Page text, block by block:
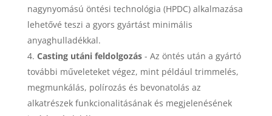
nagynyomású öntési technológia (HPDC) alkalmazása
lehetővé teszi a gyors gyártást minimális
anyaghulladékkal.
Casting utáni feldolgozás- Az öntés után a gyártó
további műveleteket végez, mint például trimmelés,
megmunkálás, polírozás és bevonatolás az
alkatrészek funkcionalitásának és megjelenésének